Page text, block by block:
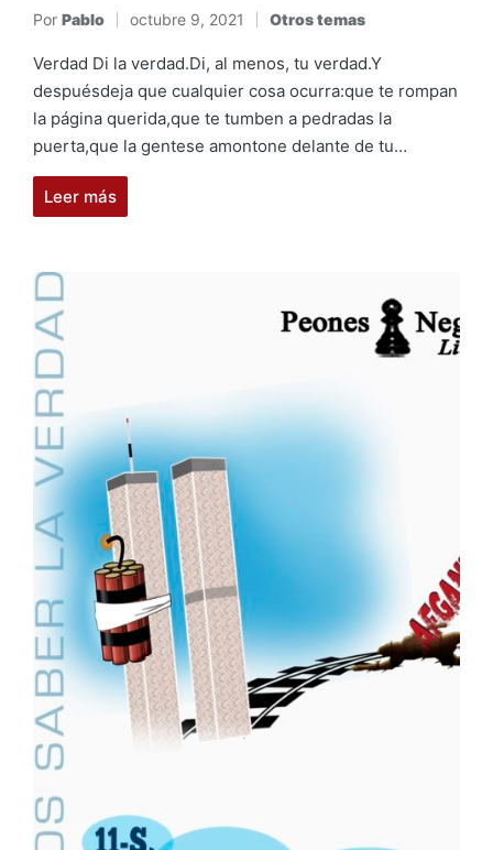
Publicado
por
Por Pablo octubre 9, 2021
Publicado
en
Otros temas
Verdad Di la verdad.Di, al menos, tu verdad.Y
despuésdeja que cualquier cosa ocurra:que te rompan
la página querida,que te tumben a pedradas la
puerta,que la gentese amontone delante de tu…
Leer más